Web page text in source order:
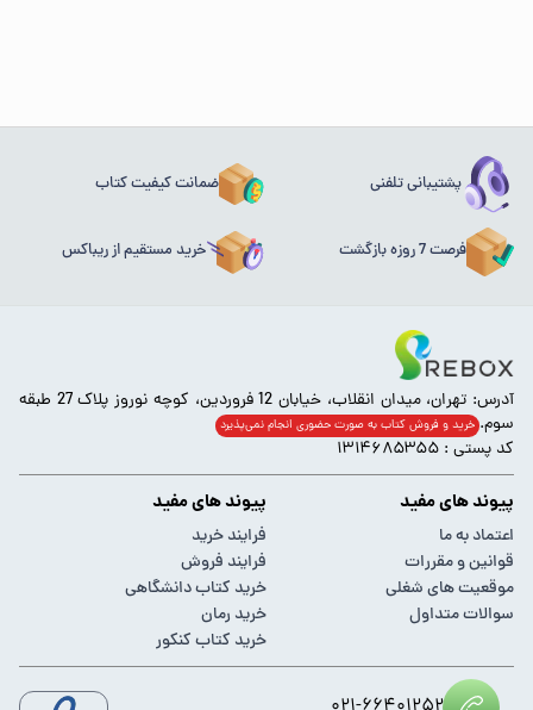
پشتیبانی تلفنی ضمانت کیفیت کتاب
فرصت 7 روزه بازگشت خرید مستقیم از ریباکس
آدرس: تهران، میدان انقلاب، خیابان 12 فروردین، کوچه نوروز پلاک 27 طبقه
سوم. خرید و فروش کتاب به صورت حضوری انجام‌ نمی‌پذیرد
کد پستی : ۱۳۱۴۶۸۵۳۵۵
پیوند های مفید
اعتماد به ما
قوانین و مقررات
موقعیت های شغلی
سوالات متداول
پیوند های مفید
فرایند خرید
فرایند فروش
خرید کتاب دانشگاهی
خرید رمان
خرید کتاب کنکور